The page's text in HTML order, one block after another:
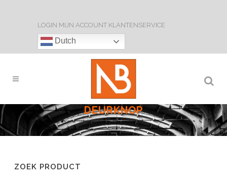
LOGIN MIJN ACCOUNT KLANTENSERVICE
Dutch
DEURKNOP
ZOEK PRODUCT